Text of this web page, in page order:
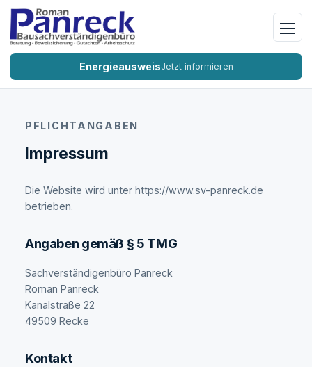
EnergieausweisJetzt informieren
PFLICHTANGABEN
Impressum
Die Website wird unter https://www.sv-panreck.de
betrieben.
Angaben gemäß § 5 TMG
Sachverständigenbüro Panreck
Roman Panreck
Kanalstraße 22
49509 Recke
Kontakt